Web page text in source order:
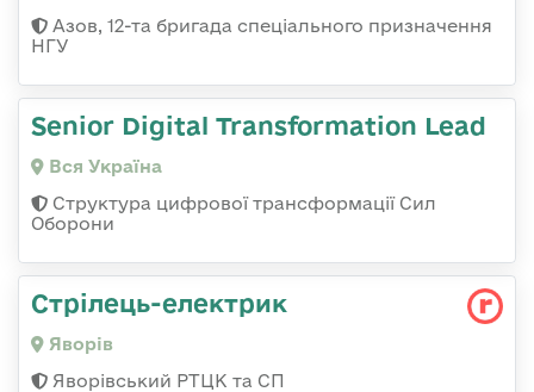
Азов, 12-та бригада спеціального призначення
НГУ
Senior Digital Transformation Lead
Вся Україна
Структура цифрової трансформації Сил
Оборони
Стрілець-електрик
Яворів
Яворівський РТЦК та СП